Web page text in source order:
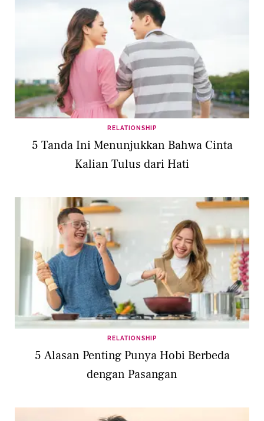
RELATIONSHIP
5 Tanda Ini Menunjukkan Bahwa Cinta
Kalian Tulus dari Hati
RELATIONSHIP
5 Alasan Penting Punya Hobi Berbeda
dengan Pasangan